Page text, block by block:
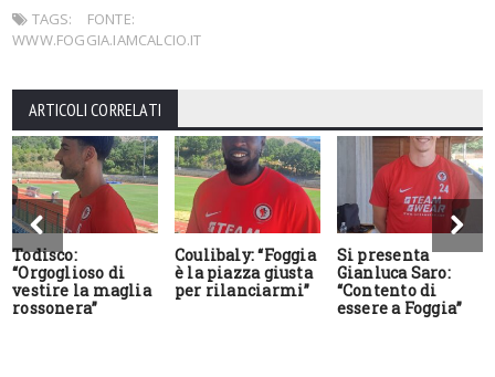
TAGS:
FONTE:
WWW.FOGGIA.IAMCALCIO.IT
ARTICOLI CORRELATI
Todisco:
“Orgoglioso di
vestire la maglia
rossonera”
Coulibaly: “Foggia
è la piazza giusta
per rilanciarmi”
Si presenta
Gianluca Saro:
“Contento di
essere a Foggia”